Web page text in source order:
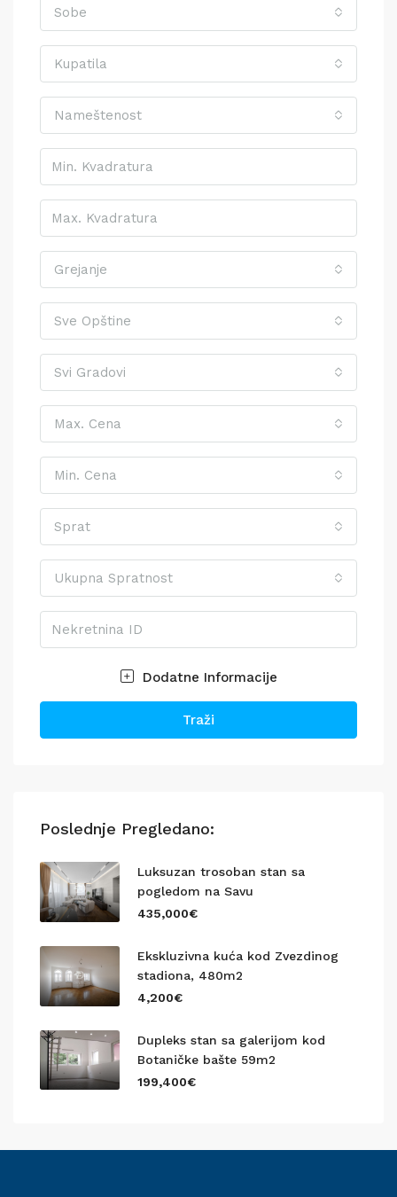
Sobe
Kupatila
Nameštenost
Grejanje
Sve Opštine
Svi Gradovi
Max. Cena
Min. Cena
Sprat
Ukupna Spratnost
Dodatne Informacije
Traži
Poslednje Pregledano:
Luksuzan trosoban stan sa
pogledom na Savu
435,000€
Ekskluzivna kuća kod Zvezdinog
stadiona, 480m2
4,200€
Dupleks stan sa galerijom kod
Botaničke bašte 59m2
199,400€